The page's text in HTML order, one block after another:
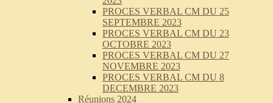
PROCES VERBAL CM DU 25
SEPTEMBRE 2023
PROCES VERBAL CM DU 23
OCTOBRE 2023
PROCES VERBAL CM DU 27
NOVEMBRE 2023
PROCES VERBAL CM DU 8
DECEMBRE 2023
Réunions 2024